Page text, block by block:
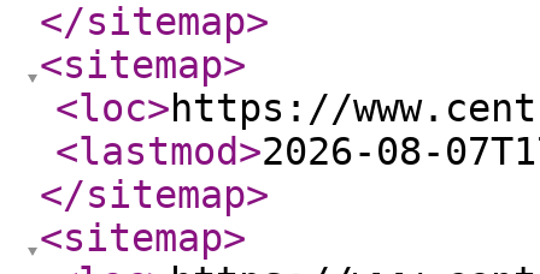
</sitemap>
<sitemap>
<loc>https://
<lastmod>2026-08-
</sitemap>
<sitemap>